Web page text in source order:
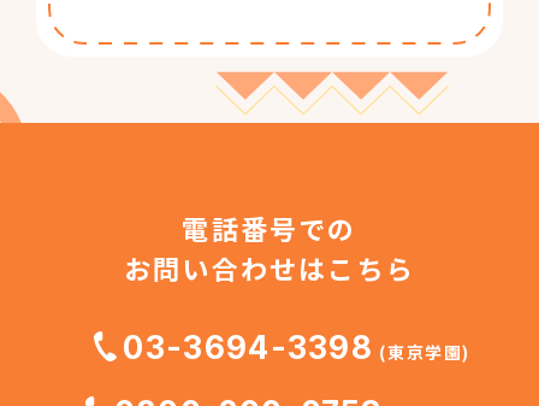
電話番号での
お問い合わせはこちら
03-3694-3398 (東京学園)